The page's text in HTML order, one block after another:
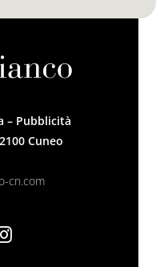
– Pubblicità
Cuneo
cn.com